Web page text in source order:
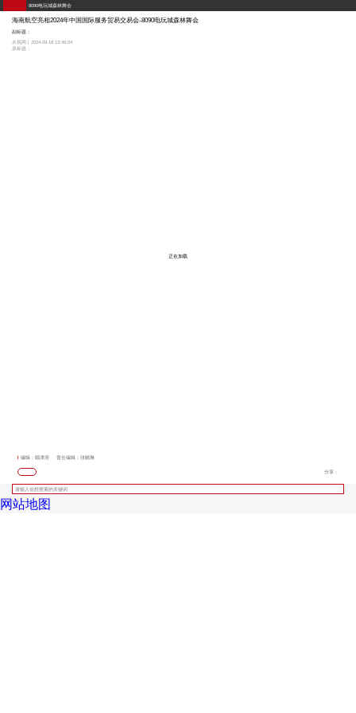
8090电玩城森林舞会
海南航空亮相2024年中国国际服务贸易交易会-8090电玩城森林舞会
副标题：
央视网 | 2024-09-18 13:46:04
原标题：
正在加载
编辑：顾津溶 责任编辑：张晓琳
分享：
网站地图